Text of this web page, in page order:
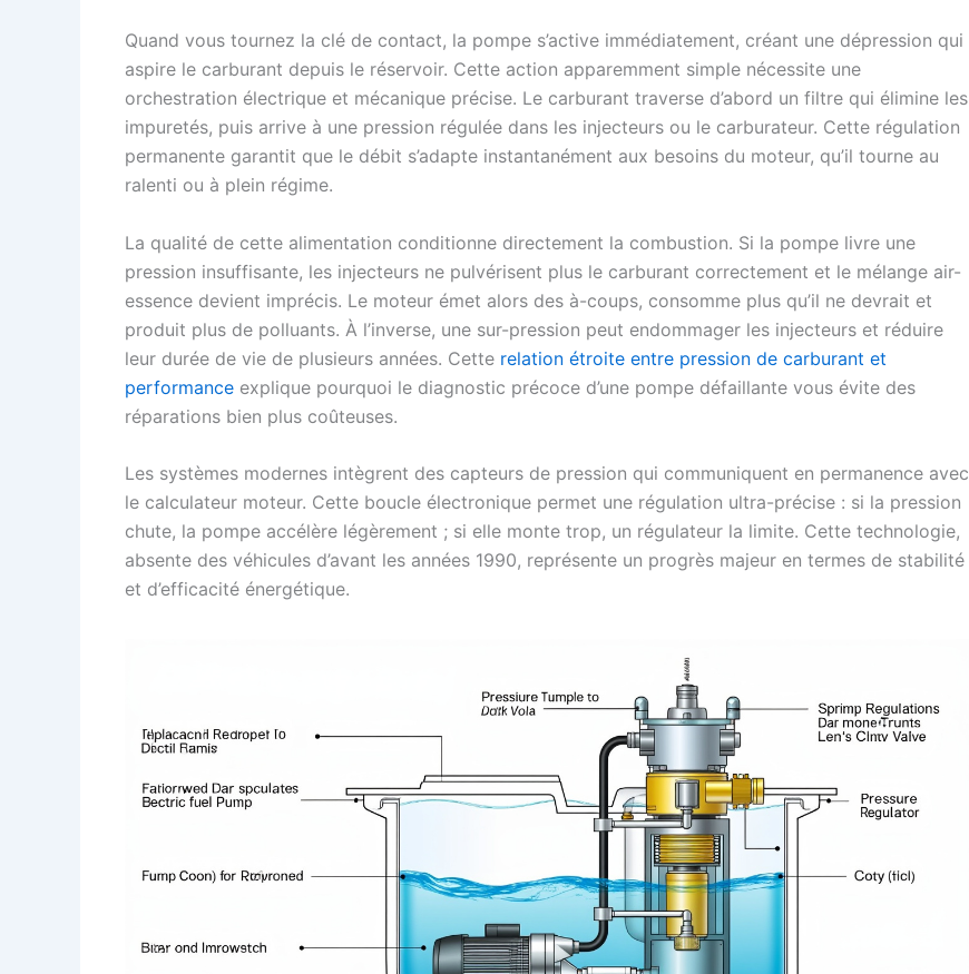
Quand vous tournez la clé de contact, la pompe s’active immédiatement, créant une dépression qui
aspire le carburant depuis le réservoir. Cette action apparemment simple nécessite une
orchestration électrique et mécanique précise. Le carburant traverse d’abord un filtre qui élimine les
impuretés, puis arrive à une pression régulée dans les injecteurs ou le carburateur. Cette régulation
permanente garantit que le débit s’adapte instantanément aux besoins du moteur, qu’il tourne au
ralenti ou à plein régime.
La qualité de cette alimentation conditionne directement la combustion. Si la pompe livre une
pression insuffisante, les injecteurs ne pulvérisent plus le carburant correctement et le mélange air-
essence devient imprécis. Le moteur émet alors des à-coups, consomme plus qu’il ne devrait et
produit plus de polluants. À l’inverse, une sur-pression peut endommager les injecteurs et réduire
leur durée de vie de plusieurs années. Cette relation étroite entre pression de carburant et
performance explique pourquoi le diagnostic précoce d’une pompe défaillante vous évite des
réparations bien plus coûteuses.
Les systèmes modernes intègrent des capteurs de pression qui communiquent en permanence avec
le calculateur moteur. Cette boucle électronique permet une régulation ultra-précise : si la pression
chute, la pompe accélère légèrement ; si elle monte trop, un régulateur la limite. Cette technologie,
absente des véhicules d’avant les années 1990, représente un progrès majeur en termes de stabilité
et d’efficacité énergétique.